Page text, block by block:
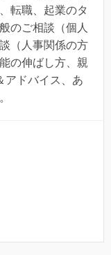
転職、起業のタ
のご相談（個人
（人事関係の方
の伸ばし方、親
アドバイス、あ